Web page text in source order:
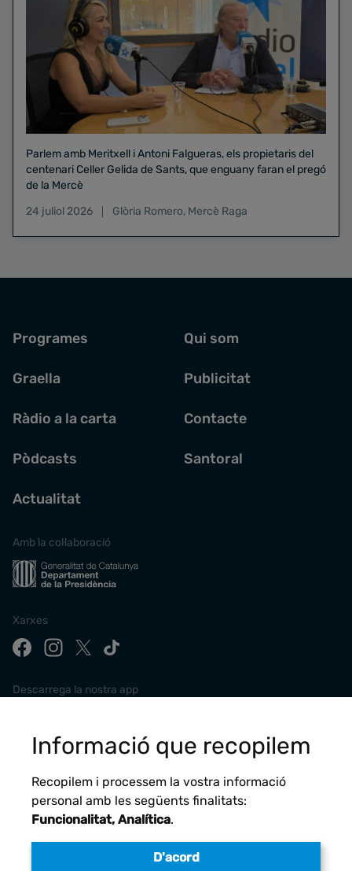
Parlem amb Meritxell i Antoni Falgueras, els propietaris del
centenari Celler Gelida de Sants, que enguany faran el pregó
de la Mercè
24 juliol 2026
Glòria Romero, Mercè Raga
Programes
Graella
Ràdio a la carta
Pòdcasts
Actualitat
Qui som
Publicitat
Contacte
Santoral
Amb la col·laboració
Xarxes
Descarrega la nostra app
Informació que recopilem
Recopilem i processem la vostra informació
personal amb les següents finalitats:
Funcionalitat, Analítica.
D'acord